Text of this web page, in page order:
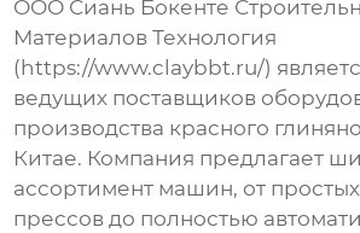
ООО Сиань Бокенте
Материалов Технология
(https://www.claybbt.ru/)
ведущих поставщиков
производства красного
Китае. Компания предлагает
ассортимент машин, от
прессов до полностью